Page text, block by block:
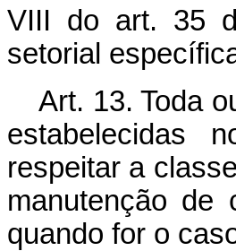
VIII do art. 35
setorial
Art. 13. Toda
estabelecidas
respeitar a
manutenção de
quando for o